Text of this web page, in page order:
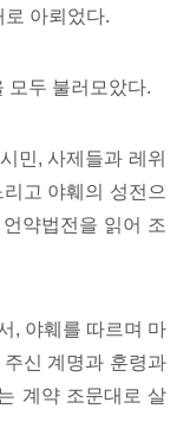
아뢰었다.
모두 불러모았다.
민, 사제들과 레위
고 야훼의 성전으
약법전을 읽어 조
, 야훼를 따르며 마
신 계명과 훈령과
계약 조문대로 살